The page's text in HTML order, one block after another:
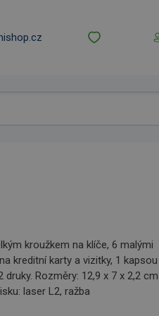
kroužkem na klíče, 6 malými
kreditní karty a vizitky, 1 kapsou
druky. Rozměry: 12,9 x 7 x 2,2 cm
laser L2, ražba